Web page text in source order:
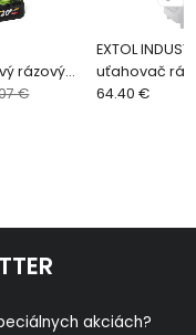
rázový
€
EXTOL
uťahovač
Share20V
64.40 €
akciách?